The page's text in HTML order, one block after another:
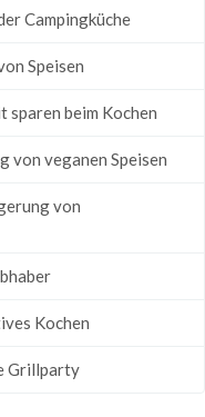
Campingküche
Speisen
beim Kochen
von veganen Speisen
von
Kochen
Grillparty